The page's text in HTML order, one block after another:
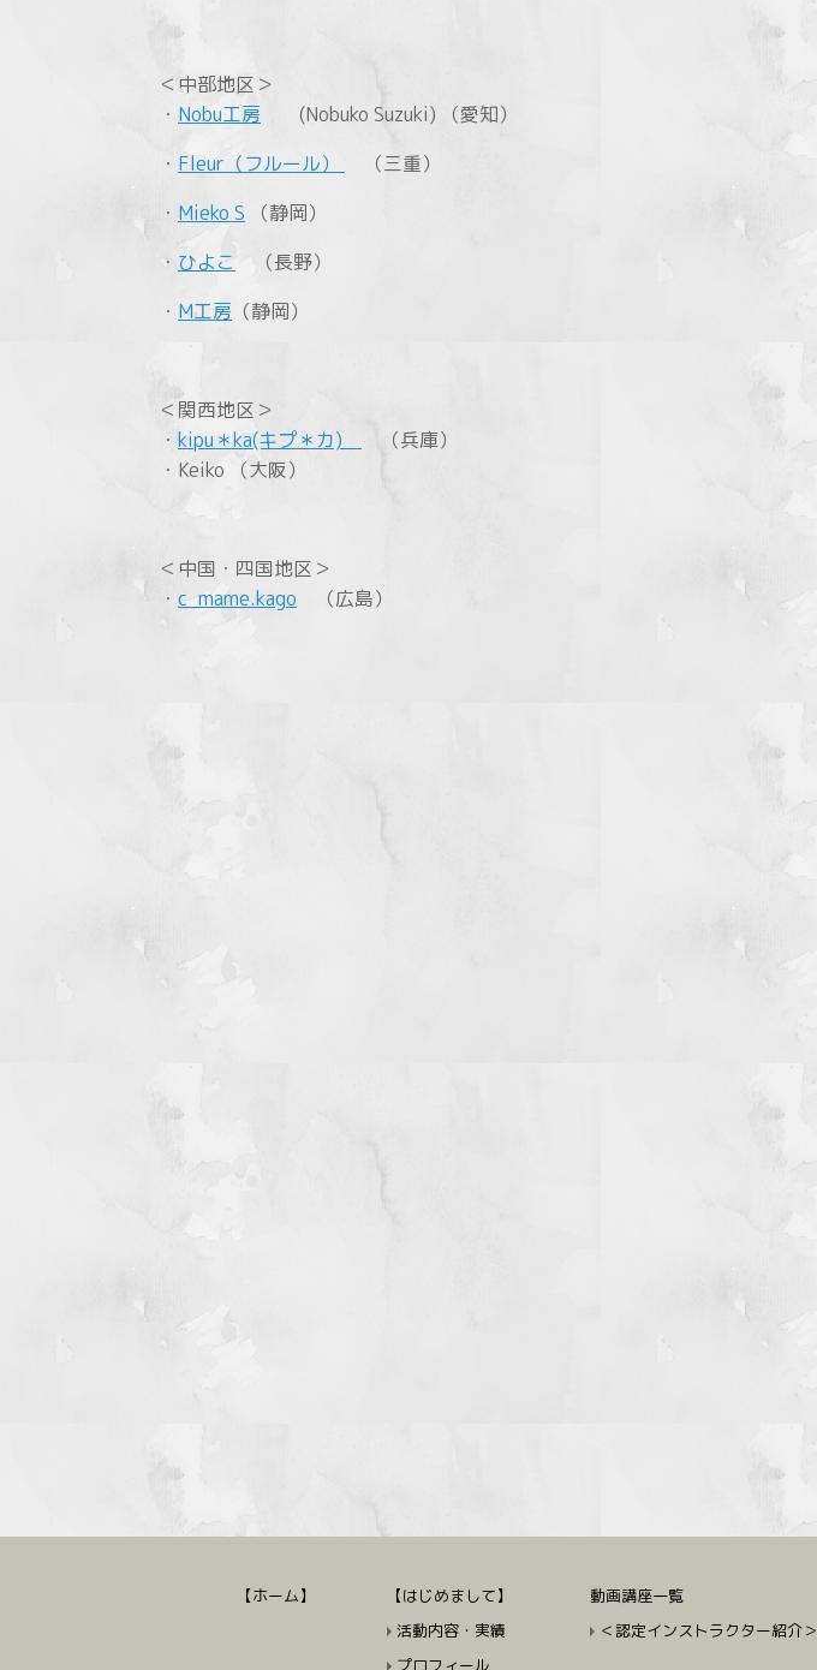
＜中部地区＞
・ Nobu工房 (Nobuko Suzuki) （愛知）
・ Fleur（フルール）
（三重）
・ Mieko S （静岡）
・ ひよこ （長野）
・ M工房 （静岡）
＜関西地区＞
・ kipu＊ka(キプ＊カ)
（兵庫）
・Keiko （大阪）
＜中国・四国地区＞
・ c_mame.kago （広島）
【ホーム】
【はじめまして】
活動内容・実績
プロフィール
動画講座一覧
＜認定インストラクター紹介＞